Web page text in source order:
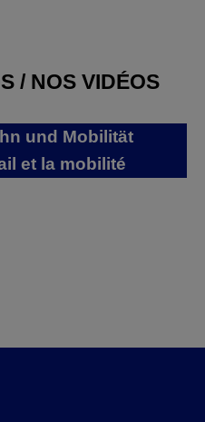
/ NOS VIDÉOS
und Mobilität
et la mobilité